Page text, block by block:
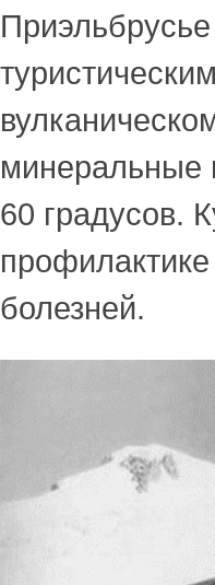
минеральные
60 градусов.
болезней.